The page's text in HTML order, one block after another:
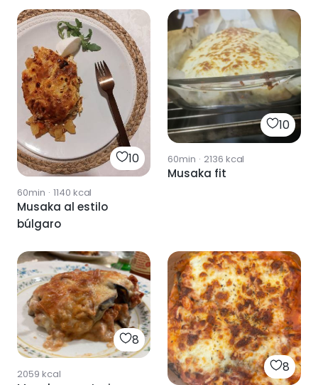
10
60min · 1140 kcal
Musaka al estilo
búlgaro
10
60min · 2136 kcal
Musaka fit
8
2059 kcal 8